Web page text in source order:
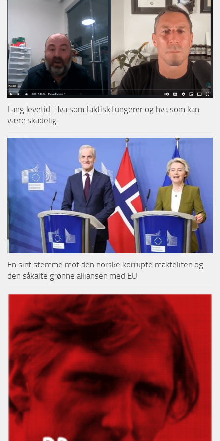
Lang levetid: Hva som faktisk fungerer og hva som kan
være skadelig
En sint stemme mot den norske korrupte makteliten og
den såkalte grønne alliansen med EU